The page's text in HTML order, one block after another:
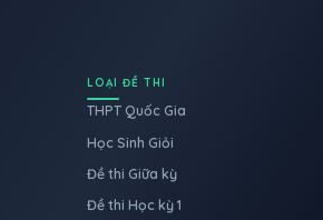
LOẠI ĐỀ THI
THPT Quốc Gia
Học Sinh Giỏi
Đề thi Giữa kỳ
Đề thi Học kỳ 1